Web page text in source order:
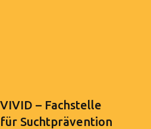
VIVID – Fachstelle
für Suchtprävention